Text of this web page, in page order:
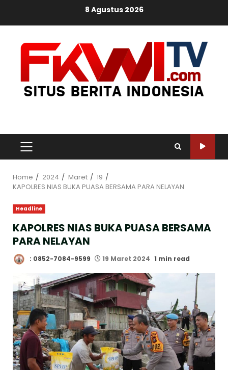
8 Agustus 2026
PRIMARY
MENU
Home 2024 Maret
19
KAPOLRES NIAS BUKA PUASA BERSAMA PARA NELAYAN
Headline
KAPOLRES NIAS BUKA PUASA BERSAMA
PARA NELAYAN
: 0852-7084-9599 19 Maret 2024 1 min read